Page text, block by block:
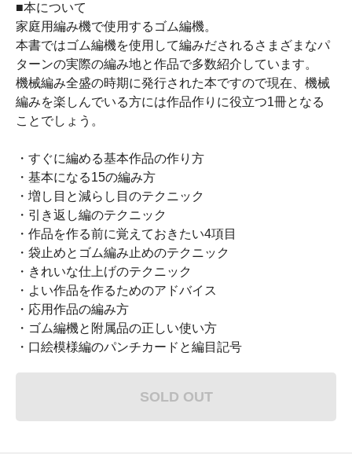
■本について
家庭用編み機で使用するゴム編機。
本書ではゴム編機を使用して編みだされるさまざまなパ
ターンの実際の編み地と作品で多数紹介しています。
機械編み全盛の時期に発行された本ですので現在、機械
編みを楽しんでいる方には作品作りに役立つ1冊となる
ことでしょう。
・すぐに編める基本作品の作り方
・基本になる15の編み方
・増し目と減らし目のテクニック
・引き返し編のテクニック
・作品を作る前に覚えておきたい4項目
・袋止めとゴム編み止めのテクニック
・きれいな仕上げのテクニック
・よい作品を作るためのアドバイス
・応用作品の編み方
・ゴム編機と附属品の正しい使い方
・口絵模様編のパンチカードと編目記号
SOLD OUT